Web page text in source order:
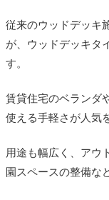
従来のウッドデッキ
が、ウッドデッキタ
す。
賃貸住宅のベランダ
使える手軽さが人気
用途も幅広く、アウ
園スペースの整備な